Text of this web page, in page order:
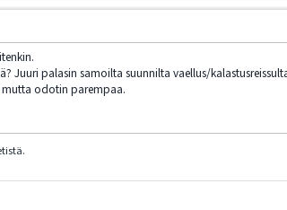
Juuri palasin samoilta suunnilta vaellus/
odotin parempaa.